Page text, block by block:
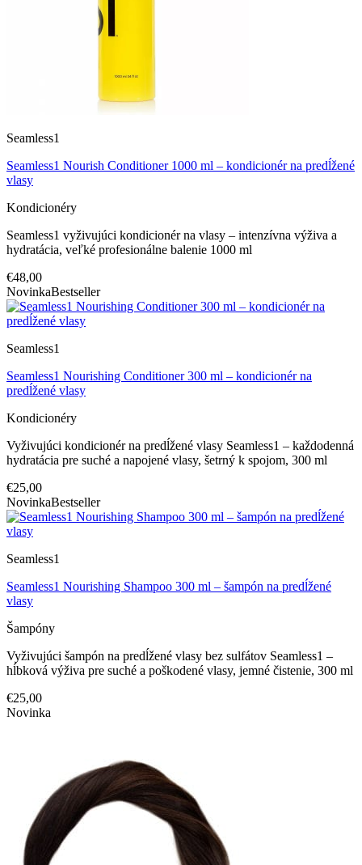
Seamless1
Seamless1 Nourish Conditioner 1000 ml – kondicionér na predĺžené
vlasy
Kondicionéry
Seamless1 vyživujúci kondicionér na vlasy – intenzívna výživa a
hydratácia, veľké profesionálne balenie 1000 ml
€48,00
NovinkaBestseller
Seamless1
Seamless1 Nourishing Conditioner 300 ml – kondicionér na
predĺžené vlasy
Kondicionéry
Vyživujúci kondicionér na predĺžené vlasy Seamless1 – každodenná
hydratácia pre suché a napojené vlasy, šetrný k spojom, 300 ml
€25,00
NovinkaBestseller
Seamless1
Seamless1 Nourishing Shampoo 300 ml – šampón na predĺžené
vlasy
Šampóny
Vyživujúci šampón na predĺžené vlasy bez sulfátov Seamless1 –
hĺbková výživa pre suché a poškodené vlasy, jemné čistenie, 300 ml
€25,00
Novinka